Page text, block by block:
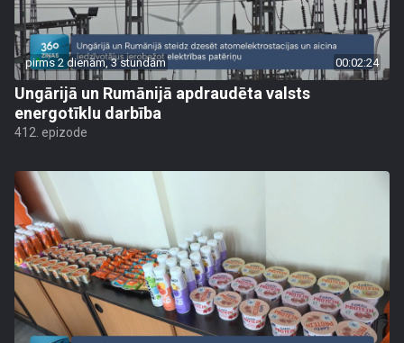
pirms 2 dienām, 3 stundām 00:02:24
Ungārijā un Rumānijā apdraudēta valsts
energotīklu darbība
412. epizode